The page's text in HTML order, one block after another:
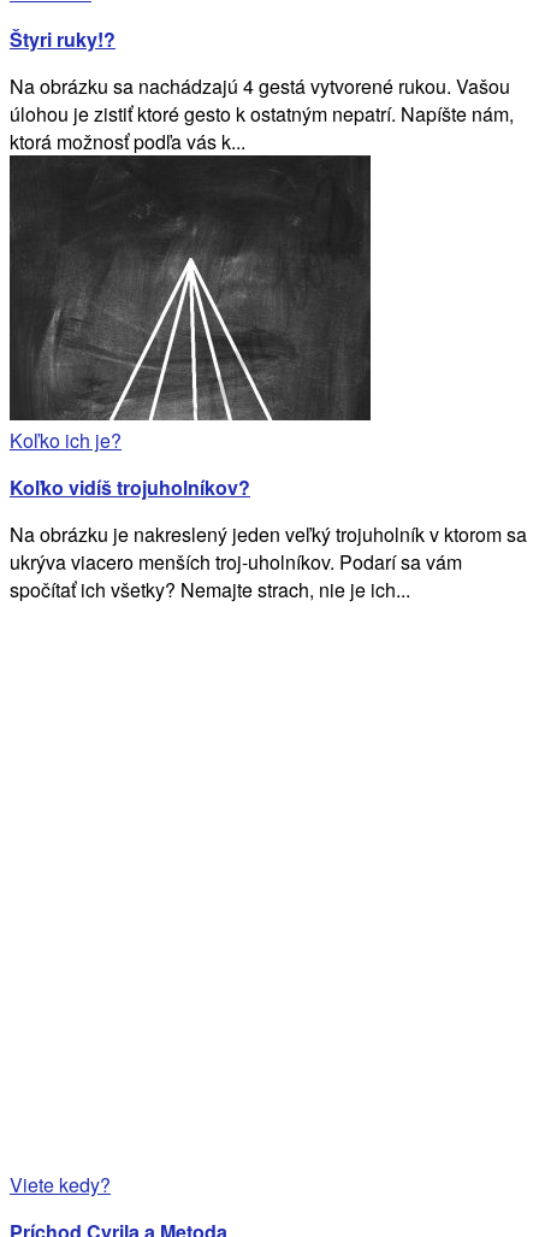
Štyri ruky!?
Na obrázku sa nachádzajú 4 gestá vytvorené rukou. Vašou
úlohou je zistiť ktoré gesto k ostatným nepatrí. Napíšte nám,
ktorá možnosť podľa vás k...
Koľko ich je?
Koľko vidíš trojuholníkov?
Na obrázku je nakreslený jeden veľký trojuholník v ktorom sa
ukrýva viacero menších troj-uholníkov. Podarí sa vám
spočítať ich všetky? Nemajte strach, nie je ich...
Viete kedy?
Príchod Cyrila a Metoda